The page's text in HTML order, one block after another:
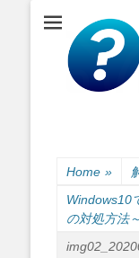
小さな会社・
Home »
Windows10
の対処方法